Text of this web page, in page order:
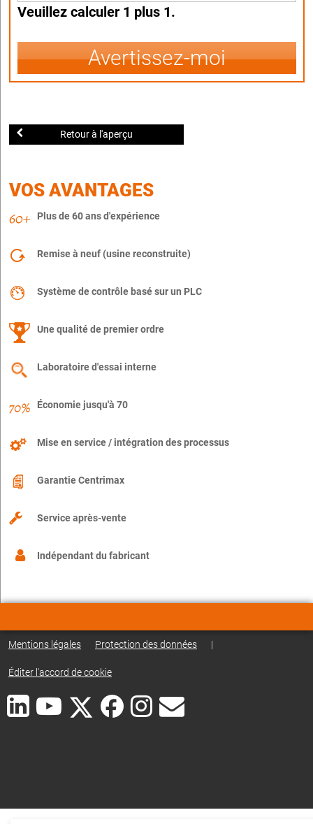
Veuillez calculer 1 plus 1.
Avertissez-moi
Retour à l'aperçu
VOS AVANTAGES
Plus de 60 ans d'expérience
Remise à neuf (usine reconstruite)
Système de contrôle basé sur un PLC
Une qualité de premier ordre
Laboratoire d'essai interne
Économie jusqu'à 70
Mise en service / intégration des processus
Garantie Centrimax
Service après-vente
Indépendant du fabricant
Mentions légales Protection des données |
Éditer l'accord de cookie